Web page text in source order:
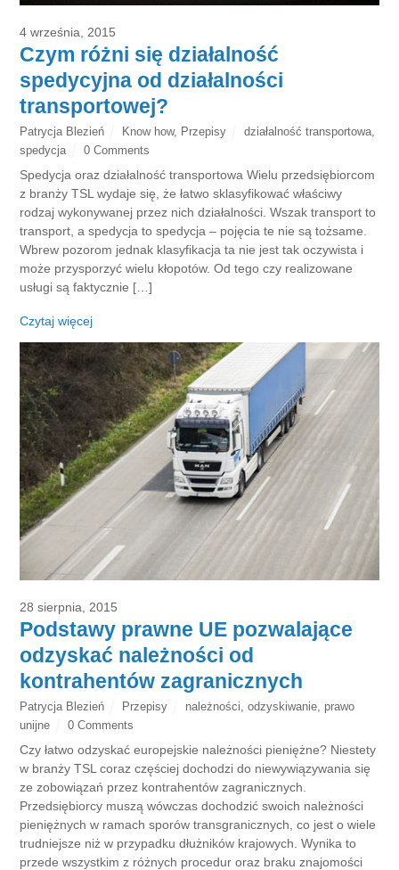
4 września, 2015
Czym różni się działalność
spedycyjna od działalności
transportowej?
Patrycja Blezień Know how, Przepisy działalność transportowa,
spedycja
0 Comments
Spedycja oraz działalność transportowa Wielu przedsiębiorcom
z branży TSL wydaje się, że łatwo sklasyfikować właściwy
rodzaj wykonywanej przez nich działalności. Wszak transport to
transport, a spedycja to spedycja – pojęcia te nie są tożsame.
Wbrew pozorom jednak klasyfikacja ta nie jest tak oczywista i
może przysporzyć wielu kłopotów. Od tego czy realizowane
usługi są faktycznie […]
Czytaj więcej
28 sierpnia, 2015
Podstawy prawne UE pozwalające
odzyskać należności od
kontrahentów zagranicznych
Patrycja Blezień Przepisy należności odzyskiwanie, prawo
unijne
0 Comments
Czy łatwo odzyskać europejskie należności pieniężne? Niestety
w branży TSL coraz częściej dochodzi do niewywiązywania się
ze zobowiązań przez kontrahentów zagranicznych.
Przedsiębiorcy muszą wówczas dochodzić swoich należności
pieniężnych w ramach sporów transgranicznych, co jest o wiele
trudniejsze niż w przypadku dłużników krajowych. Wynika to
przede wszystkim z różnych procedur oraz braku znajomości